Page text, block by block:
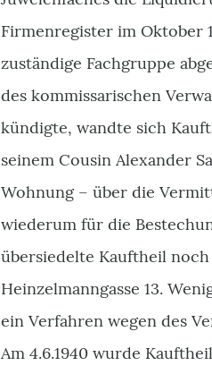
Firmenregister im Oktober
zuständige Fachgruppe
des kommissarischen
kündigte, wandte sich
seinem Cousin Alexander
Wohnung – über die
wiederum für die
übersiedelte Kauftheil
Heinzelmanngasse 13.
ein Verfahren wegen des
Am 4.6.1940 wurde